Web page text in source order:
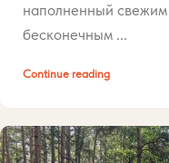
наполненный
бесконечным ...
Continue reading